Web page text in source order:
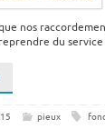
nos
du
pieux